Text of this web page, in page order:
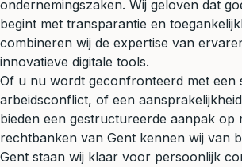
ondernemingszaken. Wij geloven dat
begint met transparantie en
combineren wij de expertise van
innovatieve digitale tools.
Of u nu wordt geconfronteerd met een
arbeidsconflict, of een
bieden een gestructureerde aanpak op
rechtbanken van Gent kennen wij van
Gent staan wij klaar voor persoonlijk